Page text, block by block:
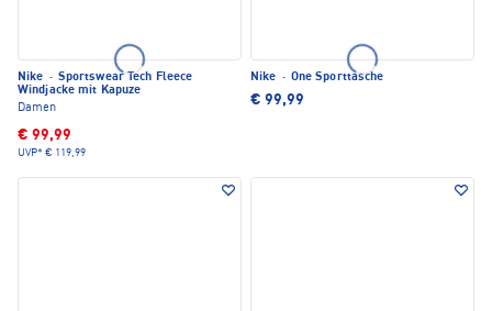
Nike · Sportswear Tech Fleece
Windjacke mit Kapuze
Damen
€ 99,99
UVP* € 119,99
Nike · One Sporttasche
€ 99,99